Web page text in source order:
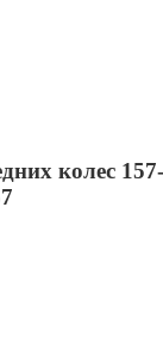
колес 157-